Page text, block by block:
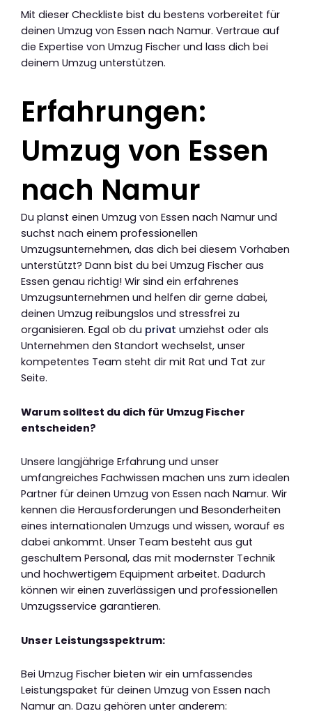
Mit dieser Checkliste bist du bestens vorbereitet für
deinen Umzug von Essen nach Namur. Vertraue auf
die Expertise von Umzug Fischer und lass dich bei
deinem Umzug unterstützen.
Erfahrungen:
Umzug von Essen
nach Namur
Du planst einen Umzug von Essen nach Namur und
suchst nach einem professionellen
Umzugsunternehmen, das dich bei diesem Vorhaben
unterstützt? Dann bist du bei Umzug Fischer aus
Essen genau richtig! Wir sind ein erfahrenes
Umzugsunternehmen und helfen dir gerne dabei,
deinen Umzug reibungslos und stressfrei zu
organisieren. Egal ob du privat umziehst oder als
Unternehmen den Standort wechselst, unser
kompetentes Team steht dir mit Rat und Tat zur
Seite.
Warum solltest du dich für Umzug Fischer
entscheiden?
Unsere langjährige Erfahrung und unser
umfangreiches Fachwissen machen uns zum idealen
Partner für deinen Umzug von Essen nach Namur. Wir
kennen die Herausforderungen und Besonderheiten
eines internationalen Umzugs und wissen, worauf es
dabei ankommt. Unser Team besteht aus gut
geschultem Personal, das mit modernster Technik
und hochwertigem Equipment arbeitet. Dadurch
können wir einen zuverlässigen und professionellen
Umzugsservice garantieren.
Unser Leistungsspektrum:
Bei Umzug Fischer bieten wir ein umfassendes
Leistungspaket für deinen Umzug von Essen nach
Namur an. Dazu gehören unter anderem: